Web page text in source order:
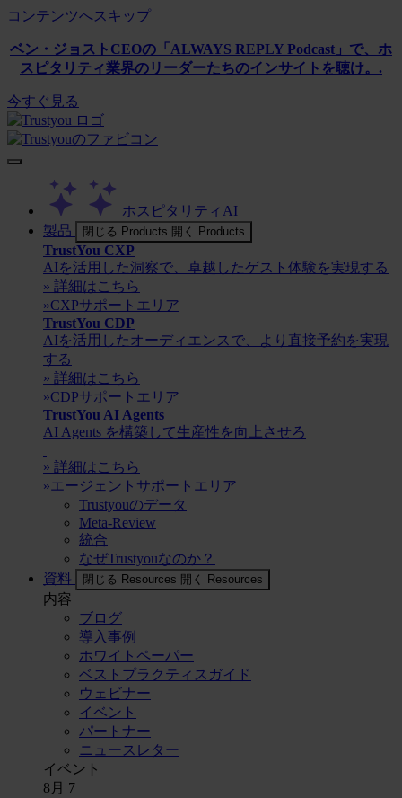
コンテンツへスキップ
ベン・ジョストCEOの「ALWAYS REPLY Podcast」で、ホ
スピタリティ業界のリーダーたちのインサイトを聴け。.
今すぐ見る
ホスピタリティAI
製品
閉じる Products 開く Products
TrustYou CXP
AIを活用した洞察で、卓越したゲスト体験を実現する
» 詳細はこちら
»CXPサポートエリア
TrustYou CDP
AIを活用したオーディエンスで、より直接予約を実現
する
» 詳細はこちら
»CDPサポートエリア
TrustYou AI Agents
AI Agents を構築して生産性を向上させろ
» 詳細はこちら
»エージェントサポートエリア
Trustyouのデータ
Meta-Review
統合
なぜTrustyouなのか？
資料
閉じる Resources 開く Resources
内容
ブログ
導入事例
ホワイトペーパー
ベストプラクティスガイド
ウェビナー
イベント
パートナー
ニュースレター
イベント
8月 7